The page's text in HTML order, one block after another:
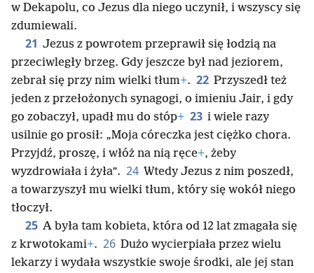
w Dekapolu, co Jezus dla niego uczynił, i wszyscy się
zdumiewali.
21 Jezus z powrotem przeprawił się łodzią na
przeciwległy brzeg. Gdy jeszcze był nad jeziorem,
zebrał się przy nim wielki tłum+. 22 Przyszedł też
jeden z przełożonych synagogi, o imieniu Jair, i gdy
go zobaczył, upadł mu do stóp+ 23 i wiele razy
usilnie go prosił: „Moja córeczka jest ciężko chora.
Przyjdź, proszę, i włóż na nią ręce+, żeby
wyzdrowiała i żyła”. 24 Wtedy Jezus z nim poszedł,
a towarzyszył mu wielki tłum, który się wokół niego
tłoczył.
25 A była tam kobieta, która od 12 lat zmagała się
z krwotokami+. 26 Dużo wycierpiała przez wielu
lekarzy i wydała wszystkie swoje środki, ale jej stan